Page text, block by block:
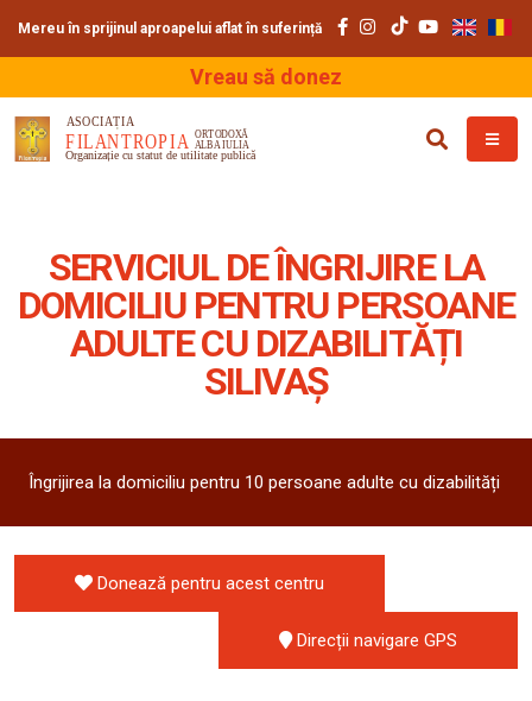
Mereu în sprijinul aproapelui aflat în suferință
Vreau să donez
SERVICIUL DE ÎNGRIJIRE LA
DOMICILIU PENTRU PERSOANE
ADULTE CU DIZABILITĂȚI
SILIVAȘ
Îngrijirea la domiciliu pentru 10 persoane adulte cu dizabilități
Donează pentru acest centru
Direcții navigare GPS